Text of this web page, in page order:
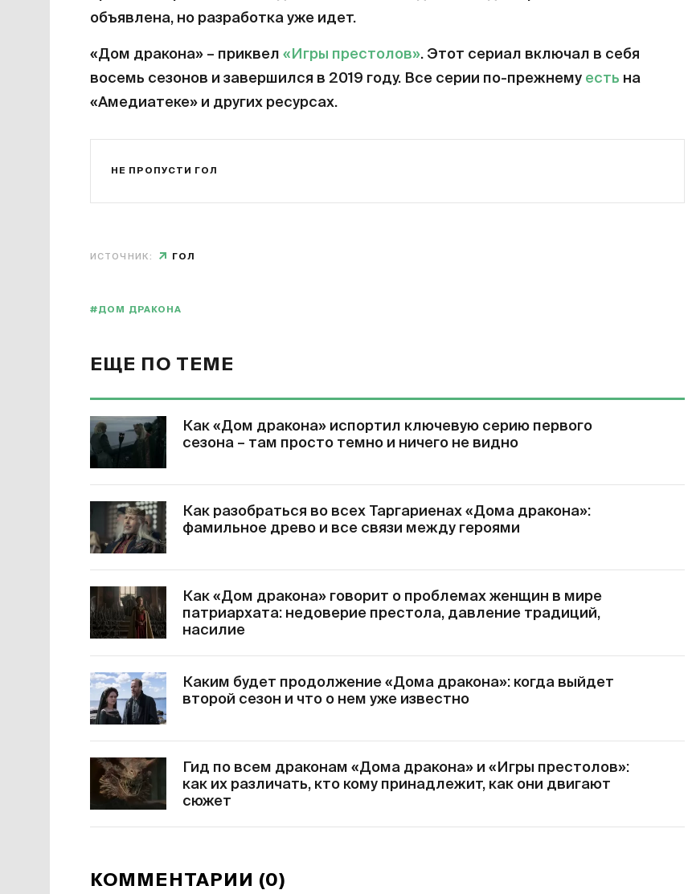
объявлена, но разработка уже идет.
«Дом дракона» – приквел «Игры престолов». Этот сериал включал в себя
восемь сезонов и завершился в 2019 году. Все серии по-прежнему есть на
«Амедиатеке» и других ресурсах.
НЕ ПРОПУСТИ ГОЛ
ИСТОЧНИК: ГОЛ
#ДОМ ДРАКОНА
ЕЩЕ ПО ТЕМЕ
Как «Дом дракона» испортил ключевую серию первого
сезона – там просто темно и ничего не видно
Как разобраться во всех Таргариенах «Дома дракона»:
фамильное древо и все связи между героями
Как «Дом дракона» говорит о проблемах женщин в мире
патриархата: недоверие престола, давление традиций,
насилие
Каким будет продолжение «Дома дракона»: когда выйдет
второй сезон и что о нем уже известно
Гид по всем драконам «Дома дракона» и «Игры престолов»:
как их различать, кто кому принадлежит, как они двигают
сюжет
КОММЕНТАРИИ (0)